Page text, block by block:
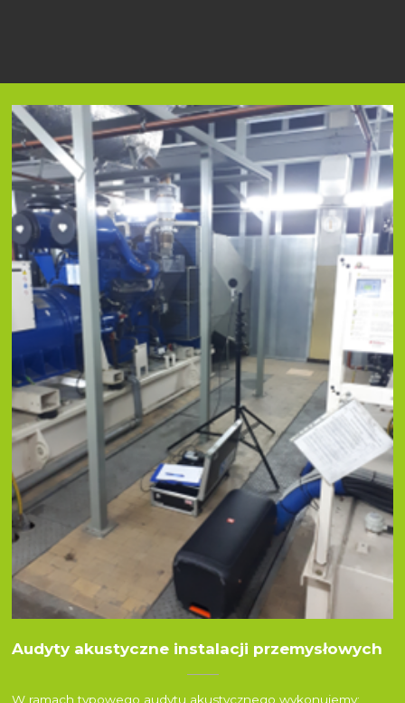
Audyty akustyczne instalacji przemysłowych
W ramach typowego audytu akustycznego wykonujemy: